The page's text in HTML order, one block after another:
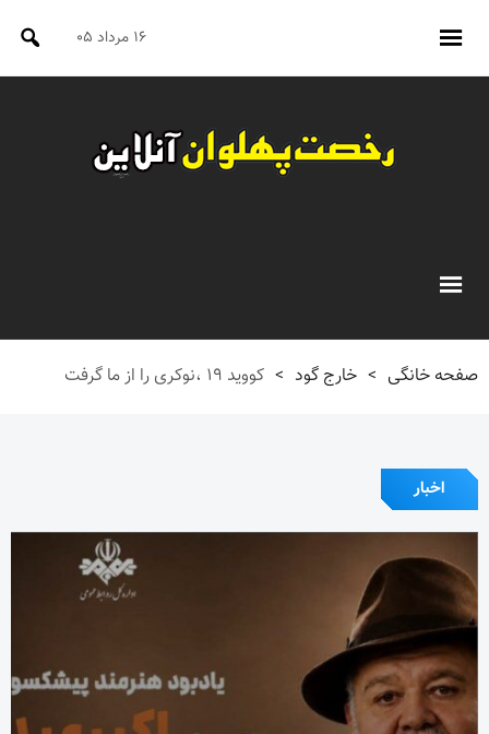
۱۶ مرداد ۰۵
صفحه خانگی > خارج گود > کووید ۱۹ ،نوکری را از ما گرفت
اخبار